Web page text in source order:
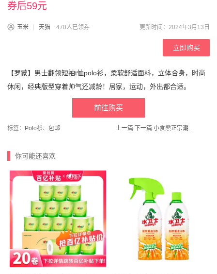
券后59元
玉米 天猫 470人已领券 更新时间：2024年3月13日
立即购买
【罗蒙】男士翻领短袖t恤polo衫，柔软舒适面料，立体合身，时尚
休闲，经典版型穿着帅气还减龄！居家，运动，外出都合适。
前往购买
标签： Polo衫、 包邮 上一篇 下一篇: 小食熊正宗潮汕手打牛肉丸牛筋丸 2斤
你可能还喜欢